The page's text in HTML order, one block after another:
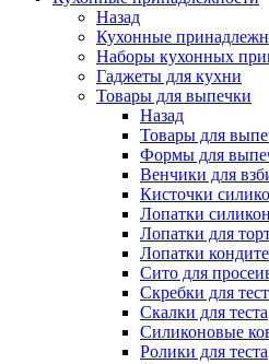
Назад
Кухонные
Наборы кухонных
Гаджеты для кухни
Товары для выпечки
Назад
Товары для
Формы для
Венчики для
Кисточки
Лопатки
Лопатки для
Лопатки
Сито для
Скребки для
Скалки для теста
Силиконовые
Ролики для теста